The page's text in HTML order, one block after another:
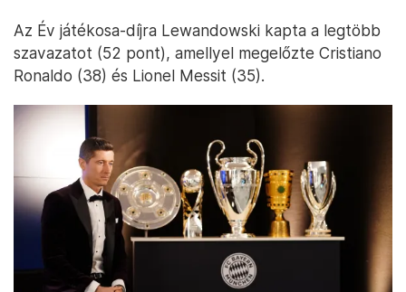
Az Év játékosa-díjra Lewandowski kapta a legtöbb
szavazatot (52 pont), amellyel megelőzte Cristiano
Ronaldo (38) és Lionel Messit (35).